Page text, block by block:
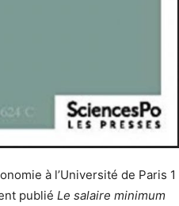
à l’Université de Paris 1
publié Le salaire minimum